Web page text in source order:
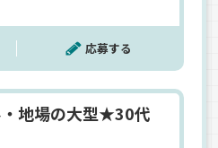
管理職への道もあり、現場
アアップを目指すもよ
分らしさ”を両立できる
？
応募する
地場の大型★30代